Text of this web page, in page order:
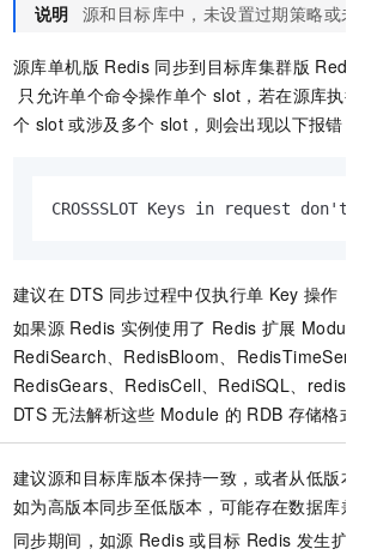
说明 源和目标库中，未设置过期策略或未
源库单机版 Redis 同步到目标库集群版 Redis
只允许单个命令操作单个 slot，若在源库执
个 slot 或涉及多个 slot，则会出现以下报错：
CROSSSLOT Keys in request
建议在 DTS 同步过程中仅执行单 Key 操作，
如果源 Redis 实例使用了 Redis 扩展 Module
RediSearch、RedisBloom、
RedisGears、RedisCell、RediSQL、redis-
DTS 无法解析这些 Module 的 RDB 存储格式
建议源和目标库版本保持一致，或者从低版
如为高版本同步至低版本，可能存在数据库兼
同步期间，如源 Redis 或目标 Redis 发生扩